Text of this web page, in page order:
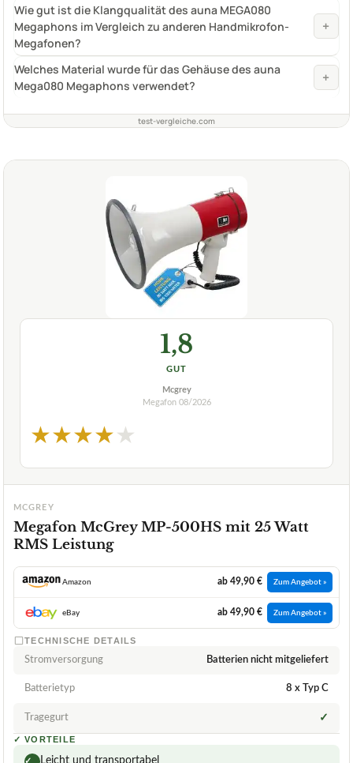
Wie gut ist die Klangqualität des auna MEGA080
Megaphons im Vergleich zu anderen Handmikrofon-
Megafonen?
+
Welches Material wurde für das Gehäuse des auna
Mega080 Megaphons verwendet?
+
test-vergleiche.com
1,8
GUT
Mcgrey
Megafon 08/2026
★★★★★
MCGREY
Megafon McGrey MP-500HS mit 25 Watt
RMS Leistung
Amazon ab 49,90 € Zum Angebot »
eBay ab 49,90 € Zum Angebot »
TECHNISCHE DETAILS
Stromversorgung Batterien nicht mitgeliefert
Batterietyp 8 x Typ C
Tragegurt ✓
✓ VORTEILE
✓ Leicht und transportabel